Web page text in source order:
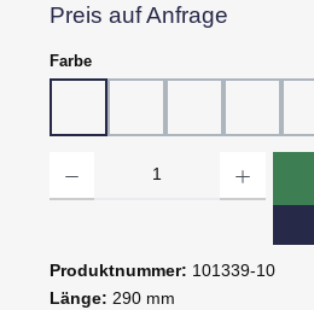
Preis auf Anfrage
Farbeauswählen
Produktnummer: 101339-10
Länge: 290 mm